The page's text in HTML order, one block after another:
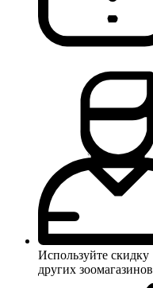
Используйте скидку
других зоомагазинов